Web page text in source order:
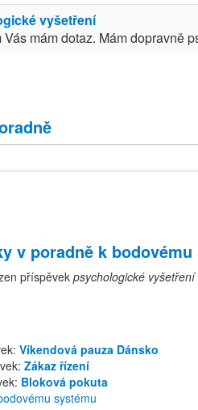
vyšetření
mám dotaz. Mám dopravně
v poradně k
příspěvekpsychologické vyšetření
Víkendová pauza Dánsko
Zákaz řízení
Bloková pokuta
systému